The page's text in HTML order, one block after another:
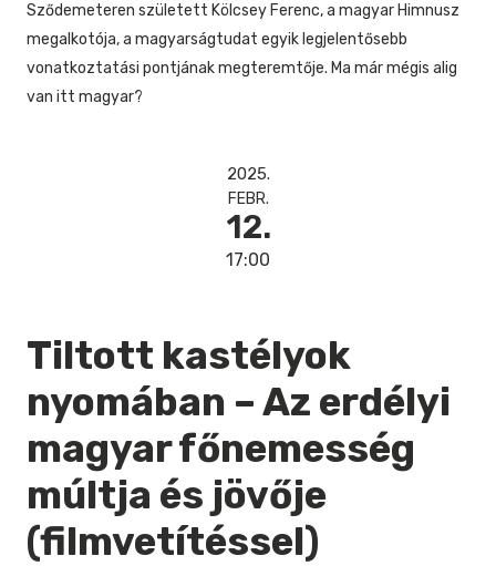
Sződemeteren született Kölcsey Ferenc, a magyar Himnusz
megalkotója, a magyarságtudat egyik legjelentősebb
vonatkoztatási pontjának megteremtője. Ma már mégis alig
van itt magyar?
2025.
FEBR.
12.
17:00
Tiltott kastélyok
nyomában – Az erdélyi
magyar főnemesség
múltja és jövője
(filmvetítéssel)